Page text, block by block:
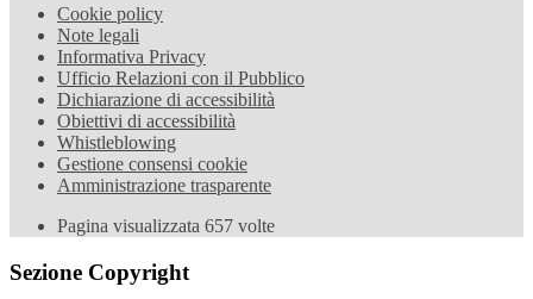
Cookie policy
Note legali
Informativa Privacy
Ufficio Relazioni con il Pubblico
Dichiarazione di accessibilità
Obiettivi di accessibilità
Whistleblowing
Gestione consensi cookie
Amministrazione trasparente
Pagina visualizzata 657 volte
Sezione Copyright